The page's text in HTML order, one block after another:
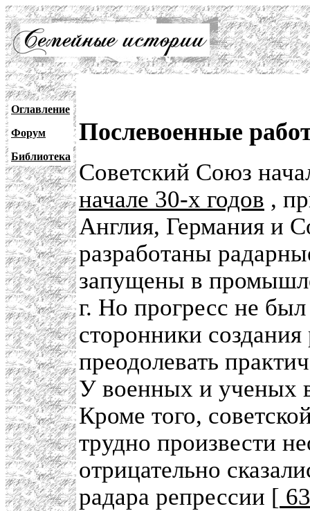
Оглавление
Форум
Библиотека
Послевоенные
Советский Союз
начале 30-х годов ,
Англия, Германия и
разработаны
запущены в
г. Но прогресс не
сторонники
преодолевать
У военных и ученых
Кроме того,
трудно произвести
отрицательно
радара репрессии [ 63